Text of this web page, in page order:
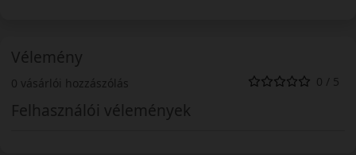
Vélemény
0 vásárlói hozzászólás 0 / 5
Felhasználói vélemények